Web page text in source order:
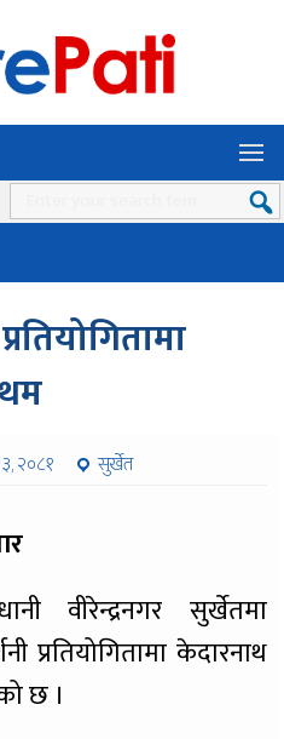
२०८१
सुर्खेत
वीरेन्द्रनगर सुर्खेतमा
प्रतियोगितामा केदारनाथ
छ ।